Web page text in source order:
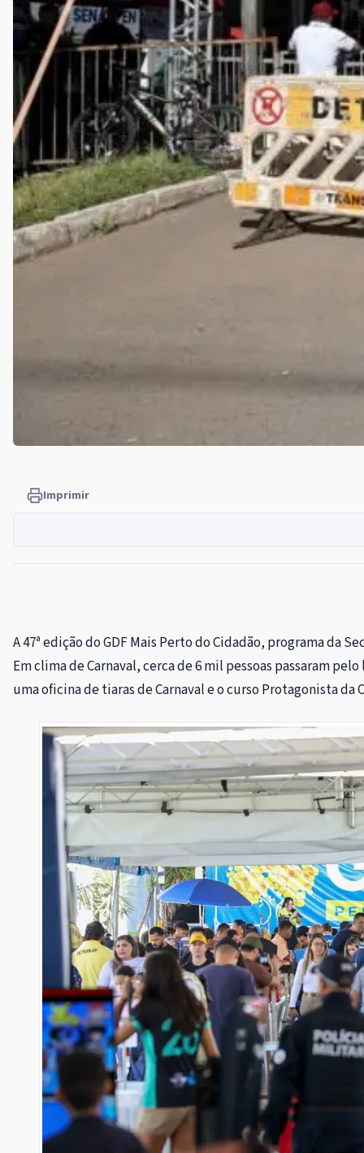
Imprimir
A 47ª edição do GDF Mais Perto do Cidadão, programa da
Em clima de Carnaval, cerca de 6 mil pessoas passaram
uma oficina de tiaras de Carnaval e o curso Protagonista